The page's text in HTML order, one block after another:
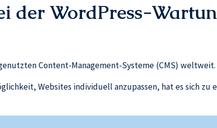
der WordPress-
Content-Management-Systeme (CMS) weltweit.
Websites individuell anzupassen, hat es sich zu